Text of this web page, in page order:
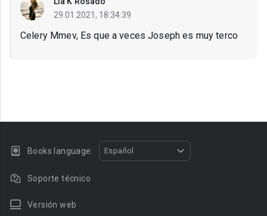
29.01.2021, 18:34:39
Celery Mmev, Es que a veces Joseph es muy terco
Books language: Español
Soporte técnico
Versión web